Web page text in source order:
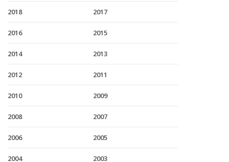
2018 2017
2016 2015
2014 2013
2012 2011
2010 2009
2008 2007
2006 2005
2004 2003